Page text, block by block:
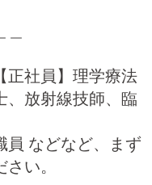
正社員】理学療法
、放射線技師、臨
員 などなど、まず
い。